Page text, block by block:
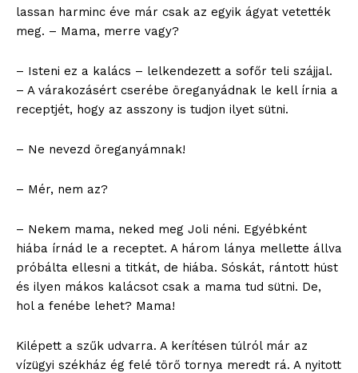
lassan harminc éve már csak az egyik ágyat vetették
meg. – Mama, merre vagy?
– Isteni ez a kalács – lelkendezett a sofőr teli szájjal.
– A várakozásért cserébe öreganyádnak le kell írnia a
receptjét, hogy az asszony is tudjon ilyet sütni.
– Ne nevezd öreganyámnak!
– Mér, nem az?
– Nekem mama, neked meg Joli néni. Egyébként
hiába írnád le a receptet. A három lánya mellette állva
próbálta ellesni a titkát, de hiába. Sóskát, rántott húst
és ilyen mákos kalácsot csak a mama tud sütni. De,
hol a fenébe lehet? Mama!
Kilépett a szűk udvarra. A kerítésen túlról már az
vízügyi székház ég felé törő tornya meredt rá. A nyitott